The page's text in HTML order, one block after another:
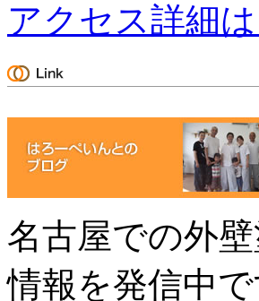
アクセス詳細
名古屋での外
情報を発信中